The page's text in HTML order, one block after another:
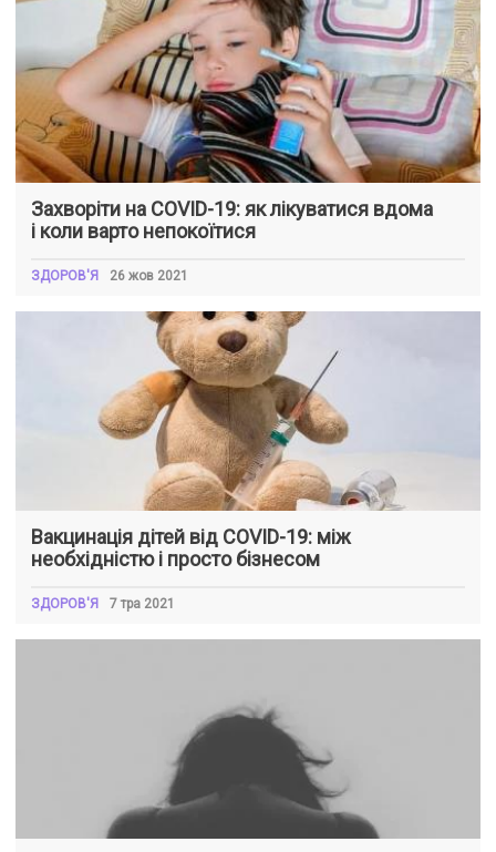
Захворіти на COVID-19: як лікуватися вдома
і коли варто непокоїтися
ЗДОРОВ'Я 26 жов 2021
Вакцинація дітей від COVID-19: між
необхідністю і просто бізнесом
ЗДОРОВ'Я 7 тра 2021